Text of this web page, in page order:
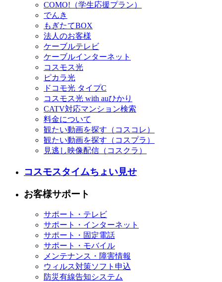
COMO!（学生応援プラン）
でんき
もぎたてBOX
法人のお客様
ケーブルテレビ
ケーブルインターネット
コスモス光
ピカラ光
ドコモ光 タイプC
コスモス光 with auひかり
CATV対応マンション検索
料金について
観たい動画を探す（コスコレ）
観たい動画を探す（コスプラ）
見逃し映像配信（コスクラ）
コスモスタイムちょい見せ
お客様サポート
サポート・テレビ
サポート・インターネット
サポート・固定電話
サポート・モバイル
メンテナンス・障害情報
ウィルス対策ソフト申込
防災有線告知システム